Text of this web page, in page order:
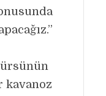
kavanoz